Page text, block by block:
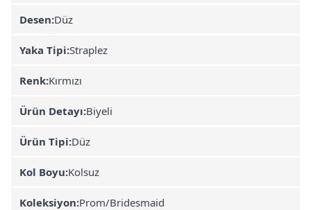
Desen:Düz
Yaka Tipi:Straplez
Renk:Kırmızı
Ürün Detayı:Biyeli
Ürün Tipi:Düz
Kol Boyu:Kolsuz
Koleksiyon:Prom/Bridesmaid